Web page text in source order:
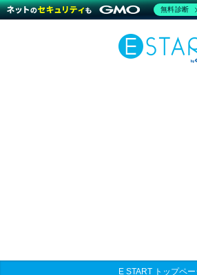
E START トップペー
無料診断